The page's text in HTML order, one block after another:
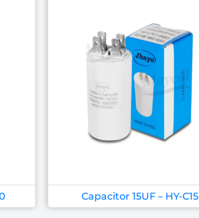
Capacitor 15UF – HY-C15